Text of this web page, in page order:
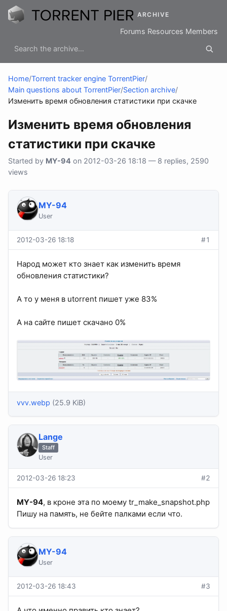
ARCHIVE
Forums Resources Members
Home/Torrent tracker engine TorrentPier/
Main questions about TorrentPier/Section archive/
Изменить время обновления статистики при скачке
Изменить время обновления
статистики при скачке
Started by MY-94 on 2012-03-26 18:18 — 8 replies, 2590
views
MY-94
User
2012-03-26 18:18 #1
Народ может кто знает как изменить время
обновления статистики?
А то у меня в utorrent пишет уже 83%
А на сайте пишет скачано 0%
vvv.webp (25.9 KiB)
Lange
Staff
User
2012-03-26 18:23 #2
MY-94, в кроне эта по моему tr_make_snapshot.php
Пишу на память, не бейте палками если что.
MY-94
User
2012-03-26 18:43 #3